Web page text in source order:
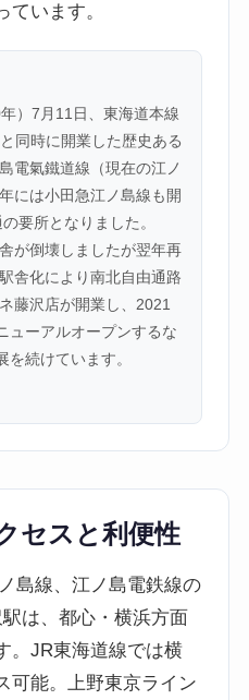
ています。
）7月11日、東海道本線
同時に開業した歴史ある
電氣鐵道線（現在の江ノ
には小田急江ノ島線も開
要所となりました。
が倒壊しましたが翌年再
舎化により南北自由通路
藤沢店が開業し、2021
ューアルオープンするな
を続けています。
セスと利便性
島線、江ノ島電鉄線の
は、都心・横浜方面
。JR東海道線では横
可能。上野東京ライン